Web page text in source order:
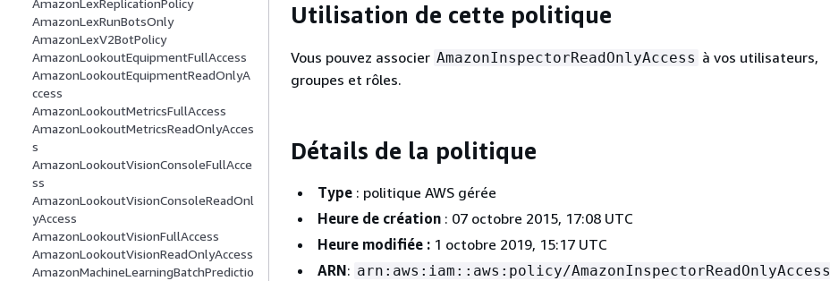
AmazonLexReplicationPolicy
AmazonLexRunBotsOnly
AmazonLexV2BotPolicy
AmazonLookoutEquipmentFullAccess
AmazonLookoutEquipmentReadOnlyA
ccess
AmazonLookoutMetricsFullAccess
AmazonLookoutMetricsReadOnlyAcces
s
AmazonLookoutVisionConsoleFullAcce
ss
AmazonLookoutVisionConsoleReadOnl
yAccess
AmazonLookoutVisionFullAccess
AmazonLookoutVisionReadOnlyAccess
AmazonMachineLearningBatchPredictio
Utilisation de cette politique
Vous pouvez associer AmazonInspectorReadOnlyAccess à vos utilisateurs,
groupes et rôles.
Détails de la politique
Type : politique AWS gérée
Heure de création : 07 octobre 2015, 17:08 UTC
Heure modifiée : 1 octobre 2019, 15:17 UTC
ARN: arn:aws:iam::aws:policy/AmazonInspectorReadOnlyAccess